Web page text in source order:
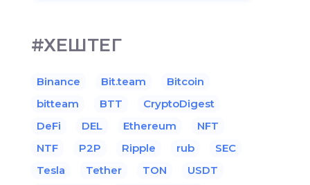
#ХЕШТЕГ
Binance Bit.team
Bitcoin
bitteam
BTT
CryptoDigest
DeFi
DEL Ethereum
NFT
NTF
P2P Ripple rub
SEC
Tesla
Tether TON
USDT